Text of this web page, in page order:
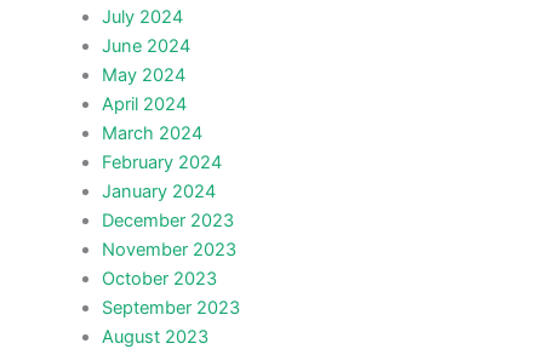
July 2024
June 2024
May 2024
April 2024
March 2024
February 2024
January 2024
December 2023
November 2023
October 2023
September 2023
August 2023